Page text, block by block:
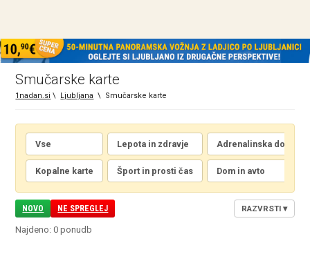
Smučarske karte
1nadan.si \ Ljubljana \ Smučarske karte
Vse
Kopalne karte
Lepota in zdravje
Šport in prosti čas
Adrenalinska
Dom in avto
NOVO NE SPREGLEJ RAZVRSTI▾
Najdeno: 0 ponudb